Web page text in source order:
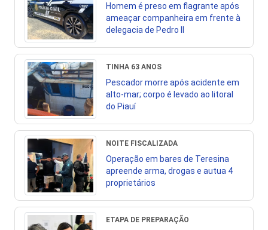
Homem é preso em flagrante após
ameaçar companheira em frente à
delegacia de Pedro II
TINHA 63 ANOS
Pescador morre após acidente em
alto-mar; corpo é levado ao litoral
do Piauí
NOITE FISCALIZADA
Operação em bares de Teresina
apreende arma, drogas e autua 4
proprietários
ETAPA DE PREPARAÇÃO